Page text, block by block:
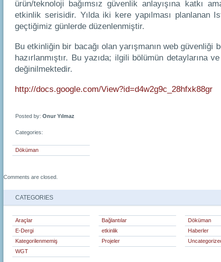
ürün/teknoloji bağımsız güvenlik anlayışına katkı
etkinlik serisidir. Yılda iki kere yapılması planlanan
geçtiğimiz günlerde düzenlenmiştir.
Bu etkinliğin bir bacağı olan yarışmanın web güvenliği
hazırlanmıştır. Bu yazıda; ilgili bölümün detaylarına
değinilmektedir.
http://docs.google.com/View?id=d4w2g9c_28hfxk88gr
Posted by: Onur Yılmaz
Categories:
Döküman
Comments are closed.
CATEGORIES
Araçlar Bağlantılar
Döküman
E-Dergi
etkinlik
Haberler
Kategorilenmemiş
Projeler
WGT